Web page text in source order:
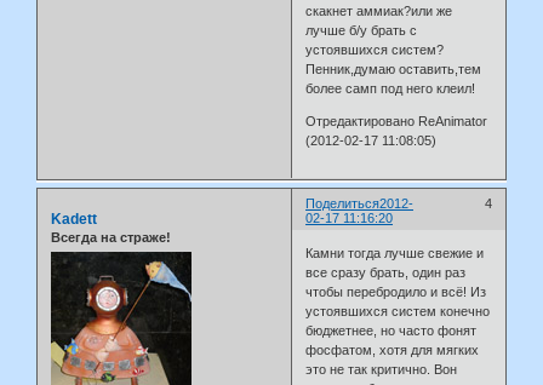
скакнет аммиак?или же
лучше б/у брать с
устоявшихся систем?
Пенник,думаю оставить,тем
более самп под него клеил!
Отредактировано ReAnimator
(2012-02-17 11:08:05)
Поделиться 4
2012-
02-17 11:16:20
Kadett
Всегда на страже!
Камни тогда лучше свежие и
все сразу брать, один раз
чтобы перебродило и всё! Из
устоявшихся систем конечно
бюджетнее, но часто фонят
фосфатом, хотя для мягких
это не так критично. Вон